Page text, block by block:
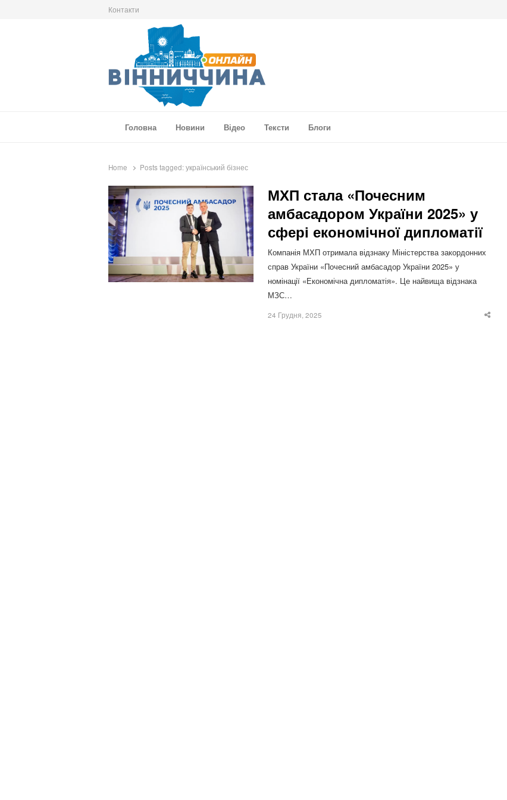
Контакти
Головна
Новини Відео Тексти Блоги
Home Posts tagged: український бізнес
МХП стала «Почесним
амбасадором України 2025» у
сфері економічної дипломатії
Компанія МХП отримала відзнаку Міністерства закордонних
справ України «Почесний амбасадор України 2025» у
номінації «Економічна дипломатія». Це найвища відзнака
МЗС…
24 Грудня, 2025
Share